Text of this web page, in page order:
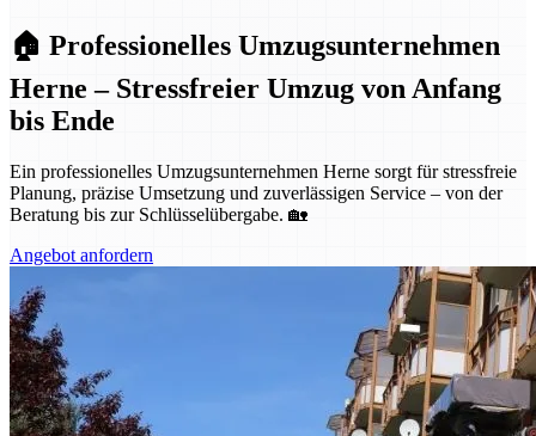
🏠 Professionelles Umzugsunternehmen
Herne – Stressfreier Umzug von Anfang
bis Ende
Ein professionelles Umzugsunternehmen Herne sorgt für stressfreie
Planung, präzise Umsetzung und zuverlässigen Service – von der
Beratung bis zur Schlüsselübergabe. 🏡
Angebot anfordern